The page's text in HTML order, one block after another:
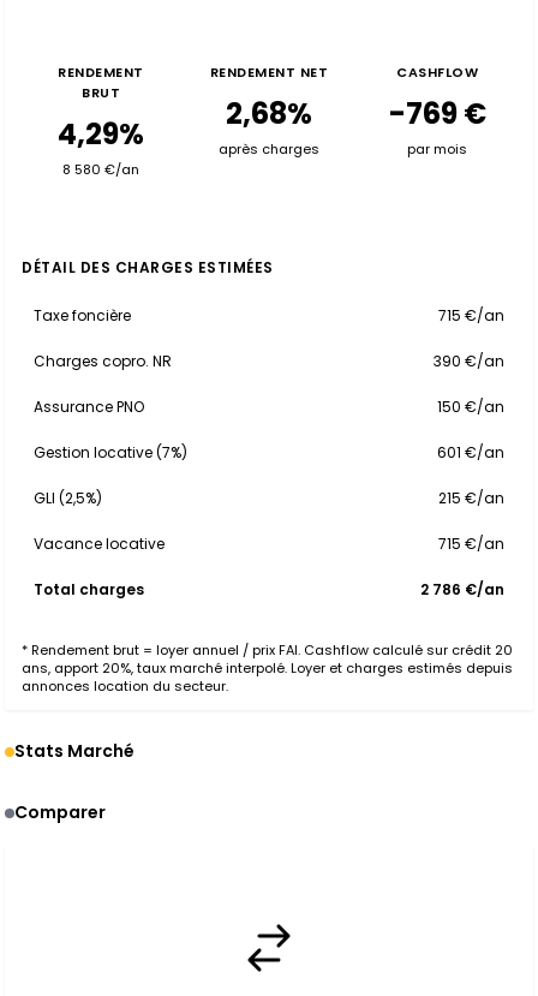
RENDEMENT
BRUT
4,29%
8 580 €/an
RENDEMENT NET
2,68%
après charges
CASHFLOW
-769 €
par mois
DÉTAIL DES CHARGES ESTIMÉES
Taxe foncière 715 €/an
Charges copro. NR 390 €/an
Assurance PNO 150 €/an
Gestion locative (7%) 601 €/an
GLI (2,5%) 215 €/an
Vacance locative 715 €/an
Total charges 2 786 €/an
* Rendement brut = loyer annuel / prix FAI. Cashflow calculé sur crédit 20
ans, apport 20%, taux marché interpolé. Loyer et charges estimés depuis
annonces location du secteur.
Stats Marché
Comparer